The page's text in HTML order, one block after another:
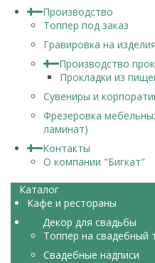
Производство
Топпер под заказ
Гравировка на
Производство
Прокладки из
Сувениры и
Фрезеровка
ламинат)
Контакты
О компании "Бигкат"
Каталог
Кафе и рестораны
Декор для свадьбы
Топпер на свадебный
Свадебные надписи